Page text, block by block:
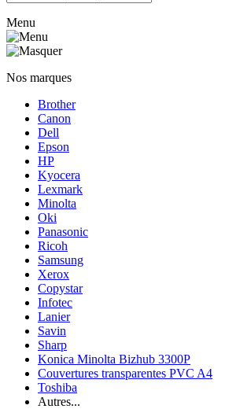
Menu
Nos marques
Brother
Canon
Dell
Epson
HP
Kyocera
Lexmark
Minolta
Oki
Panasonic
Ricoh
Samsung
Xerox
Copystar
Infotec
Lanier
Savin
Sharp
Konica Minolta Bizhub 3300P
Couvertures transparentes PVC A4
Toshiba
Autres...